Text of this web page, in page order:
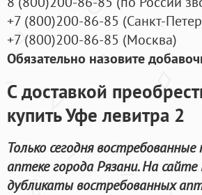
+7 (800)200-86-85 (Санкт-
+7 (800)200-86-85 (Москва)
Обязательно назовите
С доставкой
купить Уфе левитра 2
Только сегодня
аптеке города Рязани. На
дубликаты востребованных